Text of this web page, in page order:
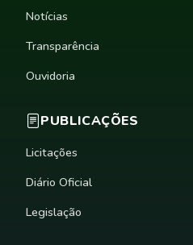
Notícias
Transparência
Ouvidoria
PUBLICAÇÕES
Licitações
Diário Oficial
Legislação